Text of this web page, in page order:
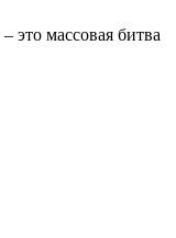
это массовая битва